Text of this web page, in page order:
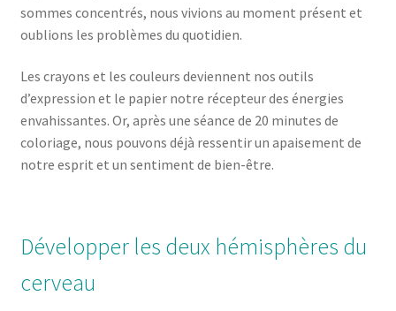
sommes concentrés, nous vivions au moment présent et
oublions les problèmes du quotidien.
Les crayons et les couleurs deviennent nos outils
d’expression et le papier notre récepteur des énergies
envahissantes. Or, après une séance de 20 minutes de
coloriage, nous pouvons déjà ressentir un apaisement de
notre esprit et un sentiment de bien-être.
Développer les deux hémisphères du
cerveau